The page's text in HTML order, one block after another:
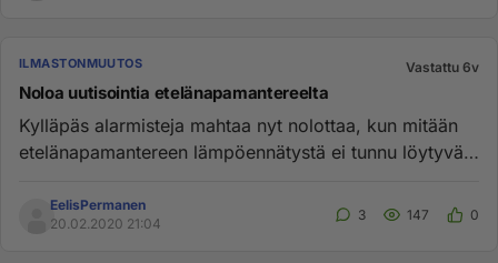
ILMASTONMUUTOS Vastattu 6v
Noloa uutisointia etelänapamantereelta
Kylläpäs alarmisteja mahtaa nyt nolottaa, kun mitään
etelänapamantereen lämpöennätystä ei tunnu löytyvän
EelisPermanen
20.02.2020 21:04
3 147 0